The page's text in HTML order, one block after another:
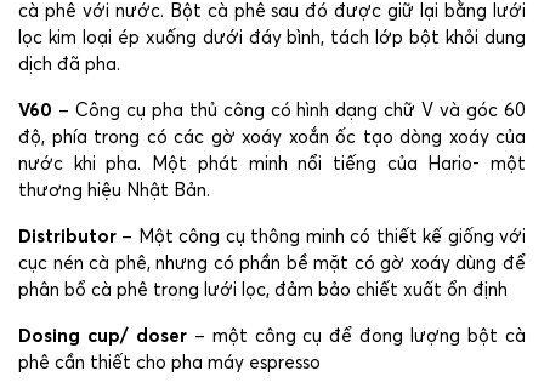
cà phê với nước. Bột cà phê sau đó được giữ lại bằng lưới
lọc kim loại ép xuống dưới đáy bình, tách lớp bột khỏi dung
dịch đã pha.
V60 – Công cụ pha thủ công có hình dạng chữ V và góc 60
độ, phía trong có các gờ xoáy xoắn ốc tạo dòng xoáy của
nước khi pha. Một phát minh nổi tiếng của Hario- một
thương hiệu Nhật Bản.
Distributor – Một công cụ thông minh có thiết kế giống với
cục nén cà phê, nhưng có phần bề mặt có gờ xoáy dùng để
phân bổ cà phê trong lưới lọc, đảm bảo chiết xuất ổn định
Dosing cup/ doser– một công cụ để đong lượng bột cà
phê cần thiết cho pha máy espresso